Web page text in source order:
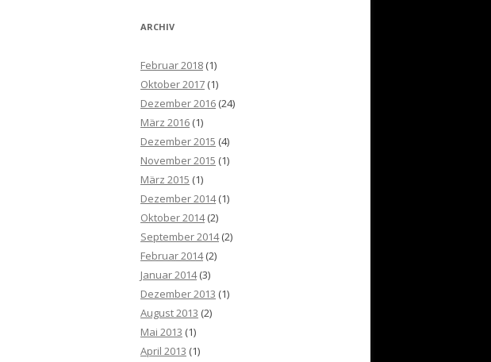
ARCHIV
Februar 2018 (1)
Oktober 2017 (1)
Dezember 2016 (24)
März 2016 (1)
Dezember 2015 (4)
November 2015 (1)
März 2015 (1)
Dezember 2014(1)
Oktober 2014(2)
September 2014(2)
Februar 2014(2)
Januar 2014(3)
Dezember 2013 (1)
August 2013 (2)
Mai 2013 (1)
April 2013 (1)